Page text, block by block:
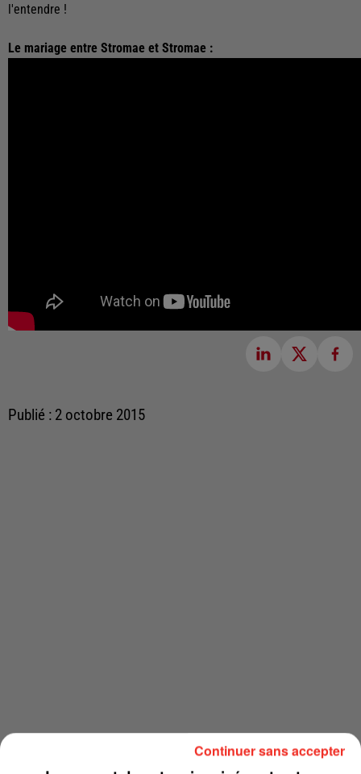
l'entendre !
Le mariage entre Stromae et Stromae :
Publié : 2 octobre 2015
Continuer sans accepter